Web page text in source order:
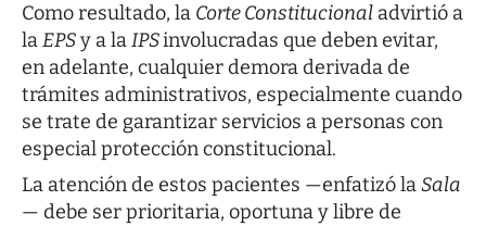
Como resultado, la Corte Constitucional advirtió a
laEPSy a laIPSinvolucradas que deben evitar,
en adelante, cualquier demora derivada de
trámites administrativos, especialmente cuando
se trate de garantizar servicios a personas con
especial protección constitucional.
La atención de estos pacientes —enfatizó laSala
— debe ser prioritaria, oportuna y libre de